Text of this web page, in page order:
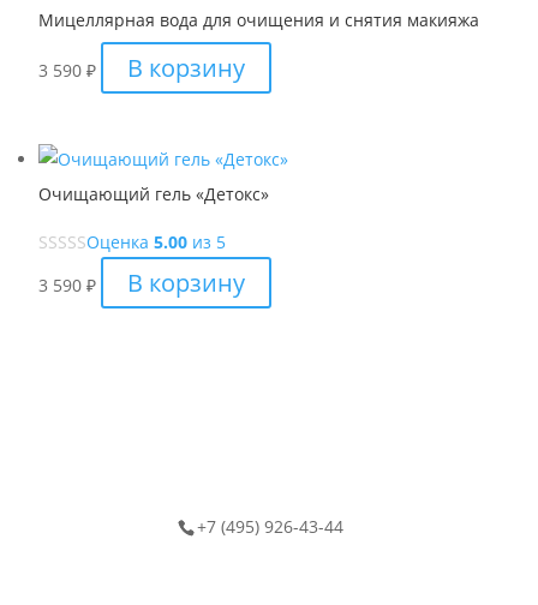
–
3
590 ₽
вариаций.
Мицеллярная вода для очищения и снятия макияжа
3 590 ₽ В корзину
Очищающий гель «Детокс»
Оценка 5.00из 5
3 590 ₽ В корзину
+7 (495) 926-43-44